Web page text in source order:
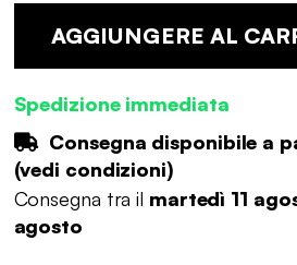
AGGIUNGERE AL
Spedizione immediata
Consegna disponibile a
(vedi condizioni)
Consegna tra il martedì 11
agosto